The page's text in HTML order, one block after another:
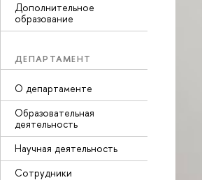
Дополнительное
образование
ДЕПАРТАМЕНТ
О департаменте
Образовательная
деятельность
Научная деятельность
Сотрудники